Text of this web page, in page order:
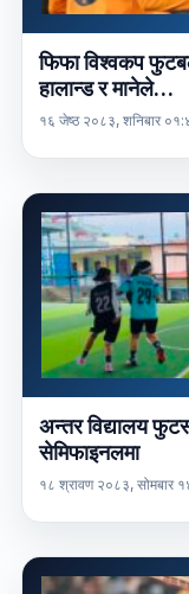
फिफा विश्वकप
हालान्ड र मानेले…
१६ जेष्ठ २०८३, शनिबार
अन्तर विद्यालय
सेमिफाइनलमा
१८ श्रावण २०८३, सोमबार